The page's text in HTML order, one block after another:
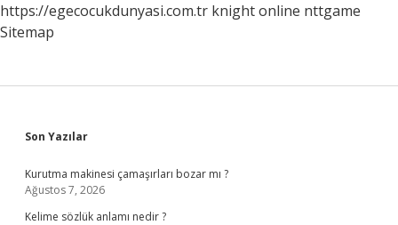
https://egecocukdunyasi.com.tr knight online nttgame
Sitemap
Sidebar
Son Yazılar
Kurutma makinesi çamaşırları bozar mı ?
Ağustos 7, 2026
Kelime sözlük anlamı nedir ?